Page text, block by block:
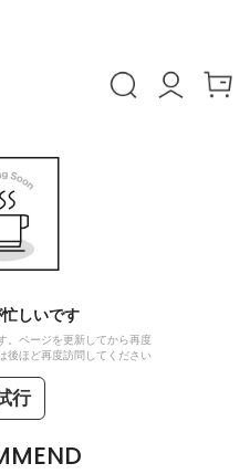
しいです
。ページを更新してから再度
後ほど再度訪問してください
行